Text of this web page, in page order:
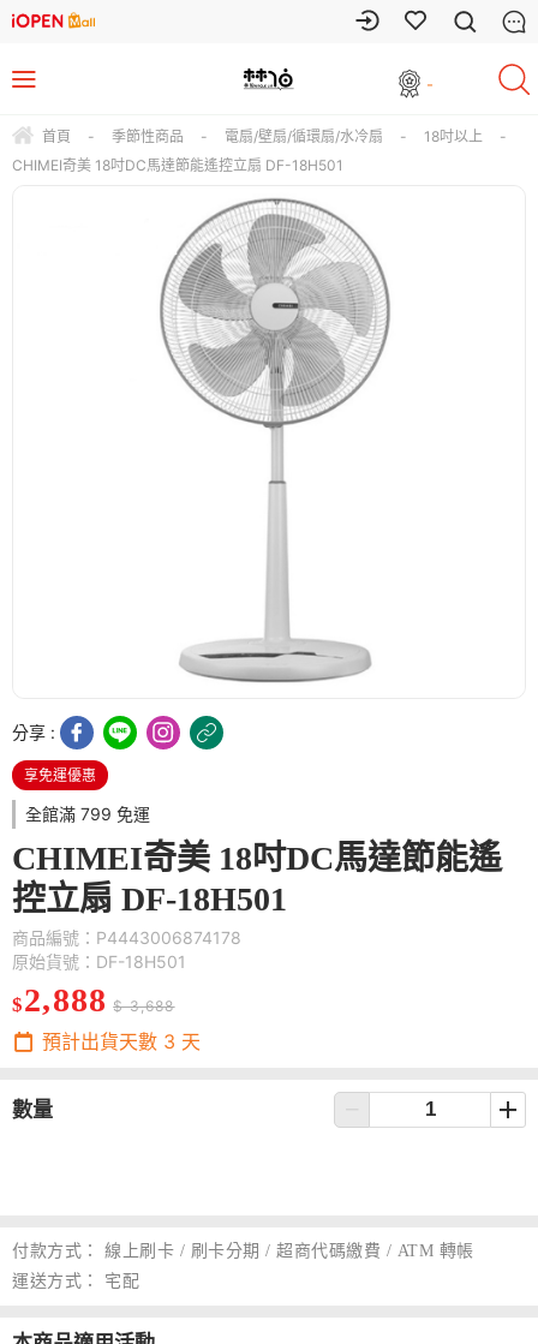
-
首頁 - 季節性商品 - 電扇/壁扇/循環扇/水冷扇 - 18吋以上
-
CHIMEI奇美 18吋DC馬達節能遙控立扇 DF-18H501
分享 :
享免運優惠
全館滿 799 免運
CHIMEI奇美 18吋DC馬達節能遙
控立扇 DF-18H501
商品編號：P4443006874178
原始貨號：DF-18H501
$2,888 $ 3,688
預計出貨天數 3 天
數量
付款方式：
線上刷卡 / 刷卡分期 / 超商代碼繳費 / ATM 轉帳
運送方式：
宅配